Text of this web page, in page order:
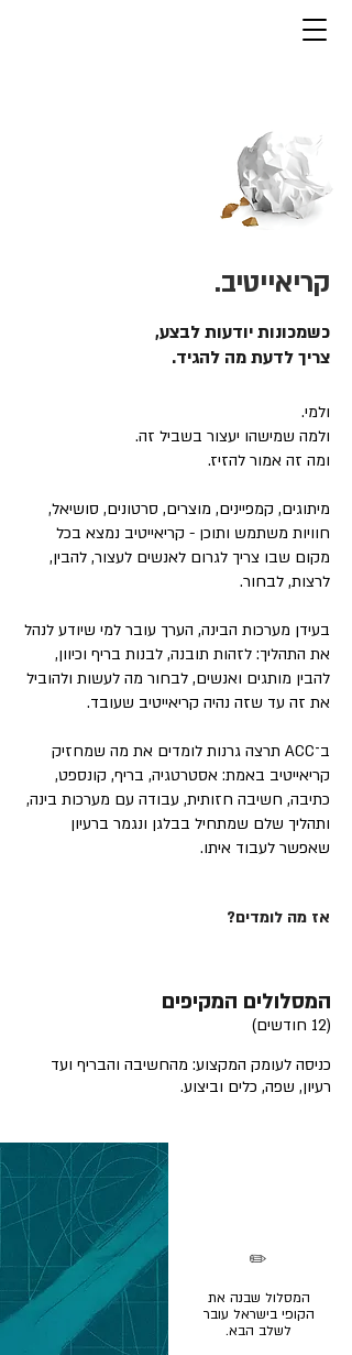
קריאייטיב.
כשמכונות יודעות לבצע,
צריך לדעת מה להגיד.
ולמי.
ולמה שמישהו יעצור בשביל זה.
ומה זה אמור להזיז.
מיתוגים, קמפיינים, מוצרים, סרטונים, סושיאל,
חוויות משתמש ותוכן - קריאייטיב נמצא בכל
מקום שבו צריך לגרום לאנשים לעצור, להבין,
לרצות, לבחור.
בעידן מערכות הבינה, הערך עובר למי שיודע לנהל
את התהליך: לזהות תובנה, לבנות בריף וכיוון,
להבין מותגים ואנשים, לבחור מה לעשות ולהוביל
את זה עד שזה נהיה קריאייטיב שעובד.
ב־ACC תרצה גרנות לומדים את מה שמחזיק
קריאייטיב באמת: אסטרטגיה, בריף, קונספט,
כתיבה, חשיבה חזותית, עבודה עם מערכות בינה,
ותהליך שלם שמתחיל בבלגן ונגמר ברעיון
שאפשר לעבוד איתו.
אז מה לומדים?
המסלולים המקיפים
(12 חודשים)
כניסה לעומק המקצוע: מהחשיבה והבריף ועד
רעיון, שפה, כלים וביצוע.
המסלול שבנה את
הקופי בישראל עובר
לשלב הבא.
✏️